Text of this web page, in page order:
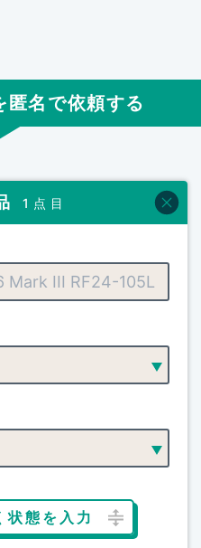
匿名で依頼する
1点目
状態を入力